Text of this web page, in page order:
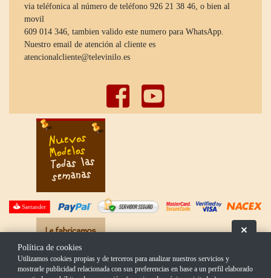
via teléfonica al número de teléfono 926 21 38 46, o bien al
movil
609 014 346, tambien valido este numero para WhatsApp.
Nuestro email de atención al cliente es
atencionalcliente@televinilo.es
Política de cookies
Utilizamos cookies propias y de terceros para analizar nuestros servicios y
mostrarle publicidad relacionada con sus preferencias en base a un perfil elaborado